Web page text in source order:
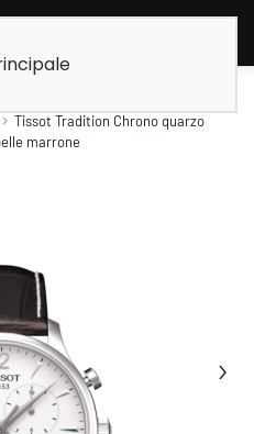
Tissot Tradition Chrono quarzo
marrone